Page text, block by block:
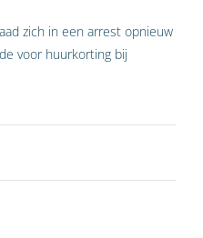
zich in een arrest opnieuw
voor huurkorting bij